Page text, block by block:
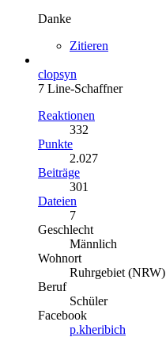
Danke
Zitieren
clopsyn
7 Line-Schaffner
Reaktionen
332
Punkte
2.027
Beiträge
301
Dateien
7
Geschlecht
Männlich
Wohnort
Ruhrgebiet (NRW)
Beruf
Schüler
Facebook
p.kheribich